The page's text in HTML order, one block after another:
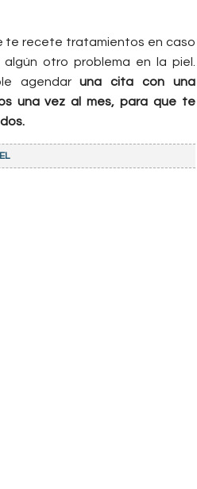
te recete tratamientos en caso
otro problema en la piel.
agendaruna cita con una
una vez al mes, para que te